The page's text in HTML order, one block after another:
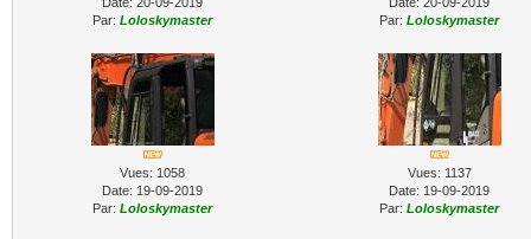
Par: Loloskymaster
Par: Loloskymaster
Vues: 1058
Date: 19-09-2019
Par: Loloskymaster
Vues: 1137
Date: 19-09-2019
Par: Loloskymaster